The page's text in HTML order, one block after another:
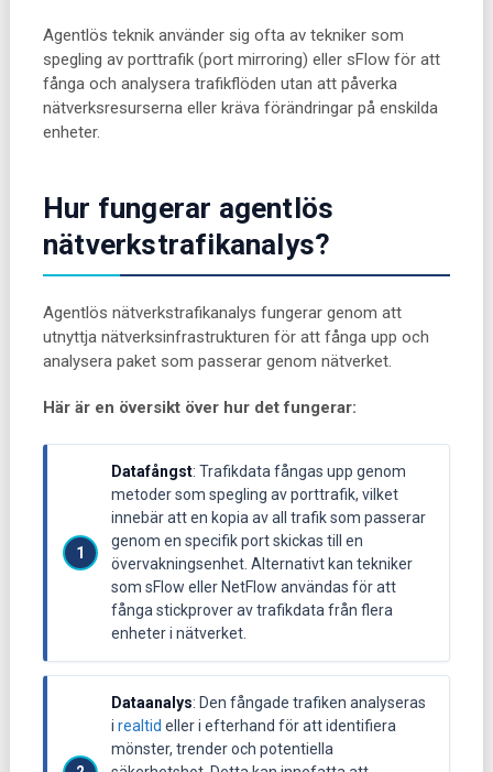
Agentlös teknik använder sig ofta av tekniker som
spegling av porttrafik (port mirroring) eller sFlow för att
fånga och analysera trafikflöden utan att påverka
nätverksresurserna eller kräva förändringar på enskilda
enheter.
Hur fungerar agentlös
nätverkstrafikanalys?
Agentlös nätverkstrafikanalys fungerar genom att
utnyttja nätverksinfrastrukturen för att fånga upp och
analysera paket som passerar genom nätverket.
Här är en översikt över hur det fungerar:
Datafångst: Trafikdata fångas upp genom
metoder som spegling av porttrafik, vilket
innebär att en kopia av all trafik som passerar
genom en specifik port skickas till en
övervakningsenhet. Alternativt kan tekniker
som sFlow eller NetFlow användas för att
fånga stickprover av trafikdata från flera
enheter i nätverket.
Dataanalys: Den fångade trafiken analyseras
i realtid eller i efterhand för att identifiera
mönster, trender och potentiella